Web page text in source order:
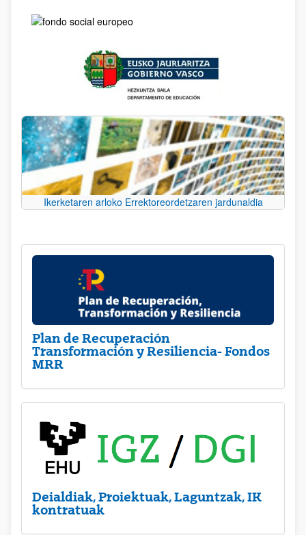
Ikerketaren arloko Errektoreordetzaren jardunaldia
Plan de Recuperación
Transformación y Resiliencia- Fondos
MRR
Deialdiak, Proiektuak, Laguntzak, IK
kontratuak